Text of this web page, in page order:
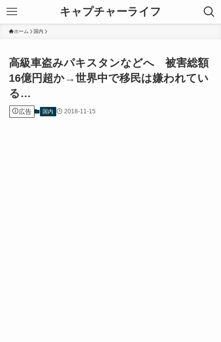
キャプチャーライフ
ホーム 国内
高級車盗みパキスタンなどへ 被害総額
16億円超か→世界中で移民は嫌われてい
る…
広告 国内 2018-11-15